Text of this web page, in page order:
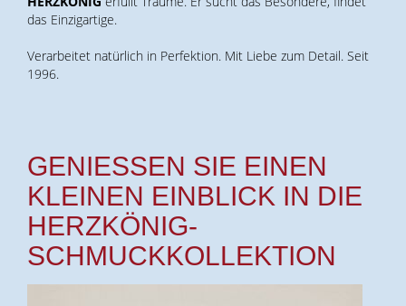
das Einzigartige.
Verarbeitet natürlich in Perfektion. Mit Liebe zum Detail. Seit
1996.
GENIESSEN SIE EINEN K
LEINEN EINBLICK IN DIE H
ERZKÖNIG-S
CHMUCKKOLLEKTION